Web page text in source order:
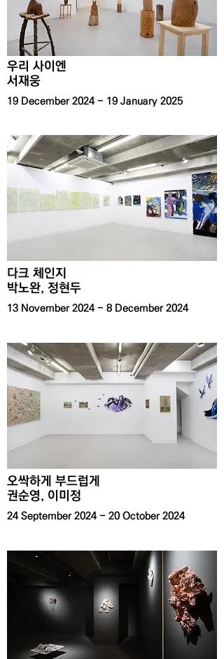
우리 사이엔
서재웅
19 December 2024 - 19 January 2025
​다크 체인지
​박노완, 정현두
13 November 2024 - 8 December 2024
​오싹하게 부드럽게
​권순영, 이미정
24 September 2024 - 20 October 2024